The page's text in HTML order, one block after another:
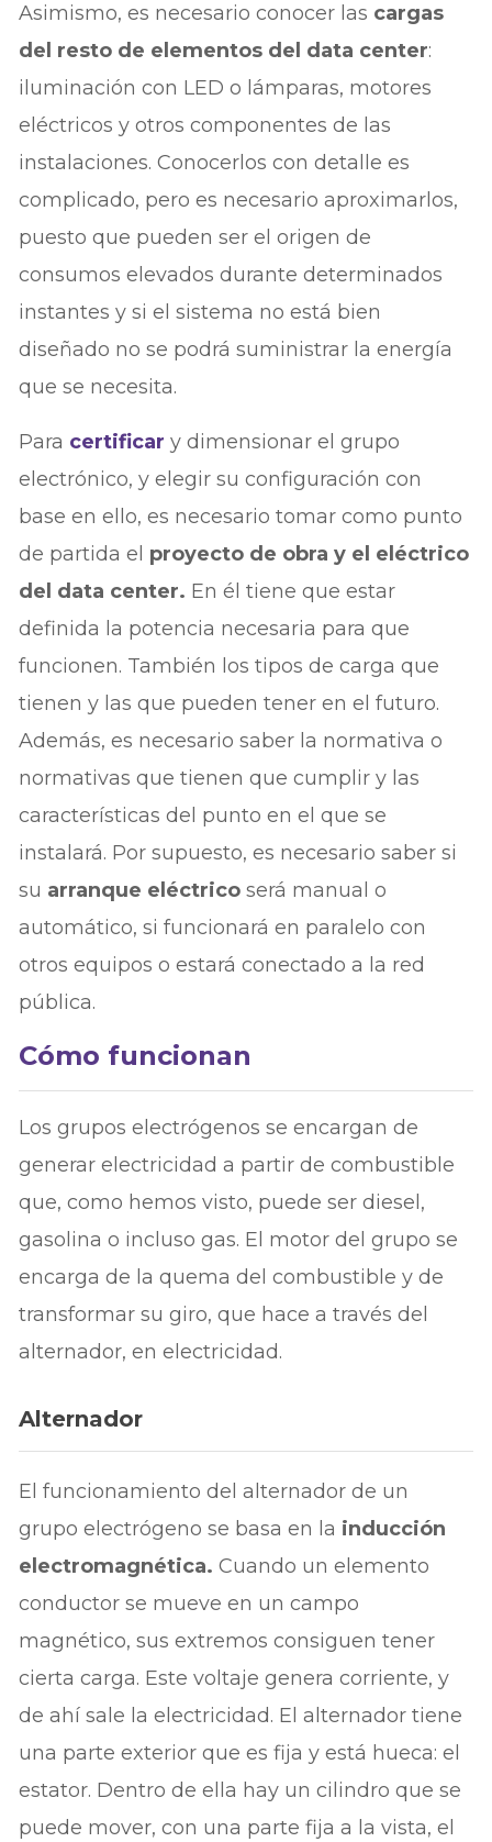
Asimismo, es necesario conocer las cargas
del resto de elementos del data center:
iluminación con LED o lámparas, motores
eléctricos y otros componentes de las
instalaciones. Conocerlos con detalle es
complicado, pero es necesario aproximarlos,
puesto que pueden ser el origen de
consumos elevados durante determinados
instantes y si el sistema no está bien
diseñado no se podrá suministrar la energía
que se necesita.
Para certificar y dimensionar el grupo
electrónico, y elegir su configuración con
base en ello, es necesario tomar como punto
de partida el proyecto de obra y el eléctrico
del data center. En él tiene que estar
definida la potencia necesaria para que
funcionen. También los tipos de carga que
tienen y las que pueden tener en el futuro.
Además, es necesario saber la normativa o
normativas que tienen que cumplir y las
características del punto en el que se
instalará. Por supuesto, es necesario saber si
su arranque eléctrico será manual o
automático, si funcionará en paralelo con
otros equipos o estará conectado a la red
pública.
Cómo funcionan
Los grupos electrógenos se encargan de
generar electricidad a partir de combustible
que, como hemos visto, puede ser diesel,
gasolina o incluso gas. El motor del grupo se
encarga de la quema del combustible y de
transformar su giro, que hace a través del
alternador, en electricidad.
Alternador
El funcionamiento del alternador de un
grupo electrógeno se basa en la inducción
electromagnética. Cuando un elemento
conductor se mueve en un campo
magnético, sus extremos consiguen tener
cierta carga. Este voltaje genera corriente, y
de ahí sale la electricidad. El alternador tiene
una parte exterior que es fija y está hueca: el
estator. Dentro de ella hay un cilindro que se
puede mover, con una parte fija a la vista, el